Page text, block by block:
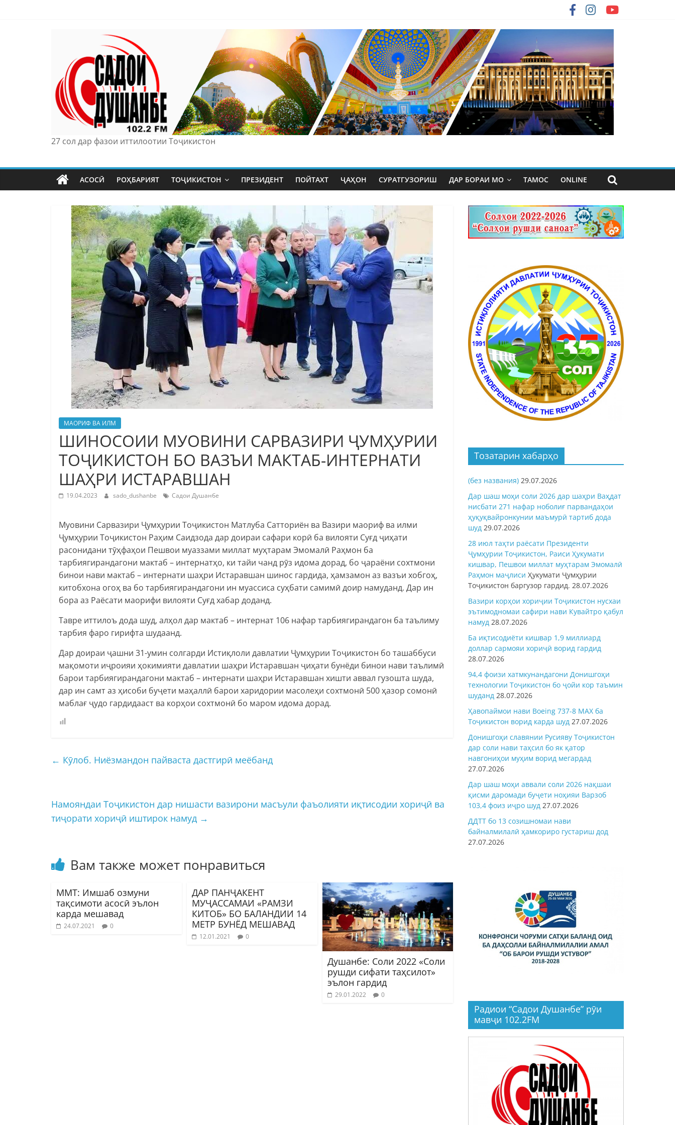
27 сол дар фазои иттилоотии Тоҷикистон
АСОСӢ РОҲБАРИЯТ ТОҶИКИСТОН ПРЕЗИДЕНТ ПОЙТАХТ ҶАҲОН СУРАТГУЗОРИШ ДАР БОРАИ МО ТАМОС ONLINE
МАОРИФ ВА ИЛМ
ШИНОСОИИ МУОВИНИ САРВАЗИРИ ҶУМҲУРИИ
ТОҶИКИСТОН БО ВАЗЪИ МАКТАБ-ИНТЕРНАТИ
ШАҲРИ ИСТАРАВШАН
19.04.2023 sado_dushanbe Садои Душанбе
Муовини Сарвазири Ҷумҳурии Тоҷикистон Матлуба Сатториён ва Вазири маориф ва илми
Ҷумҳурии Тоҷикистон Раҳим Саидзода дар доираи сафари корӣ ба вилояти Суғд ҷиҳати
расонидани тӯҳфаҳои Пешвои муаззами миллат муҳтарам Эмомалӣ Раҳмон ба
тарбиягирандагони мактаб – интернатҳо, ки тайи чанд рӯз идома дорад, бо ҷараёни сохтмони
бинои нави мактаб – интернати шаҳри Истаравшан шинос гардида, ҳамзамон аз вазъи хобгоҳ,
китобхона огоҳ ва бо тарбиягирандагони ин муассиса суҳбати самимӣ доир намуданд. Дар ин
бора аз Раёсати маорифи вилояти Суғд хабар доданд.
Тавре иттилоъ дода шуд, алҳол дар мактаб – интернат 106 нафар тарбиягирандагон ба таълиму
тарбия фаро гирифта шудаанд.
Дар доираи ҷашни 31-умин солгарди Истиқлоли давлатии Ҷумҳурии Тоҷикистон бо ташаббуси
мақомоти иҷроияи ҳокимияти давлатии шаҳри Истаравшан ҷиҳати бунёди бинои нави таълимӣ
барои тарбиягирандагони мактаб – интернати шаҳри Истаравшан хишти аввал гузошта шуда,
дар ин самт аз ҳисоби буҷети маҳаллӣ барои харидории масолеҳи сохтмонӣ 500 ҳазор сомонӣ
маблағ ҷудо гардидааст ва корҳои сохтмонӣ бо маром идома дорад.
← Кӯлоб. Ниёзмандон пайваста дастгирӣ меёбанд
Намояндаи Тоҷикистон дар нишасти вазирони масъули фаъолияти иқтисодии хориҷӣ ва
тиҷорати хориҷӣ иштирок намуд →
Вам также может понравиться
ММТ: Имшаб озмуни
тақсимоти асосӣ эълон
карда мешавад
24.07.2021 0
ДАР ПАНҶАКЕНТ
МУҶАССАМАИ «РАМЗИ
КИТОБ» БО БАЛАНДИИ 14
МЕТР БУНЁД МЕШАВАД
12.01.2021 0
Душанбе: Соли 2022 «Соли
рушди сифати таҳсилот»
эълон гардид
29.01.2022 0
Тозатарин хабарҳо
(без названия) 29.07.2026
Дар шаш моҳи соли 2026 дар шаҳри Ваҳдат
нисбати 271 нафар ноболиғ парвандаҳои
ҳуқуқвайронкунии маъмурӣ тартиб дода
шуд 29.07.2026
28 июл таҳти раёсати Президенти
Ҷумҳурии Тоҷикистон, Раиси Ҳукумати
кишвар, Пешвои миллат муҳтарам Эмомалӣ
Раҳмон маҷлиси Ҳукумати Ҷумҳурии
Тоҷикистон баргузор гардид. 28.07.2026
Вазири корҳои хориҷии Тоҷикистон нусхаи
эътимодномаи сафири нави Кувайтро қабул
намуд 28.07.2026
Ба иқтисодиёти кишвар 1,9 миллиард
доллар сармояи хориҷӣ ворид гардид
28.07.2026
94,4 фоизи хатмкунандагони Донишгоҳи
технологии Тоҷикистон бо ҷойи кор таъмин
шуданд 28.07.2026
Ҳавопаймои нави Boeing 737-8 MAX ба
Тоҷикистон ворид карда шуд 27.07.2026
Донишгоҳи славянии Русияву Тоҷикистон
дар соли нави таҳсил бо як қатор
навгониҳои муҳим ворид мегардад
27.07.2026
Дар шаш моҳи аввали соли 2026 нақшаи
қисми даромади буҷети ноҳияи Варзоб
103,4 фоиз иҷро шуд 27.07.2026
ДДТТ бо 13 созишномаи нави
байналмилалӣ ҳамкориро густариш дод
27.07.2026
Радиои “Садои Душанбе” рӯи
мавҷи 102.2FM